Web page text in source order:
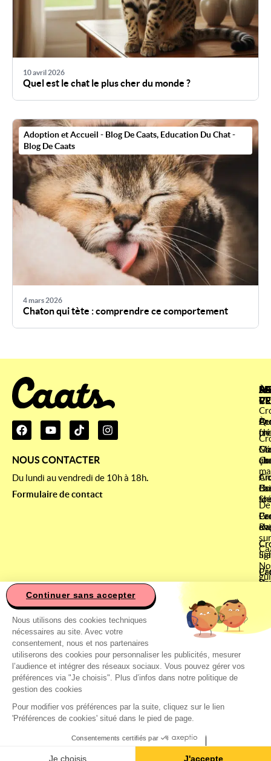
Continuer sans accepter
Ce site utilise des cookies
Nous utilisons des cookies techniques
nécessaires au site. Avec votre
consentement, nous et nos partenaires
utiliserons des cookies pour personnaliser les publicités, mesurer
l’audience et intégrer des réseaux sociaux. Vous pouvez gérer vos
préférences via "Je choisis". Plus d’infos dans notre politique de
gestion des cookies
Pour modifier vos préférences par la suite, cliquez sur le lien
'Préférences de cookies' situé dans le pied de page.
Consentements certifiés par
Je choisis J'accepte
10 avril 2026
Quel est le chat le plus cher du monde ?
Adoption et Accueil - Blog De Caats, Education Du Chat -
Blog De Caats
4 mars 2026
Chaton qui tète : comprendre ce comportement
NOUS CONTACTER
Du lundi au vendredi de 10h à 18h.
Formulaire de contact
À
À
ça
La
sur
Mentions légales Blog
Programme de fid
Les Experts Caats